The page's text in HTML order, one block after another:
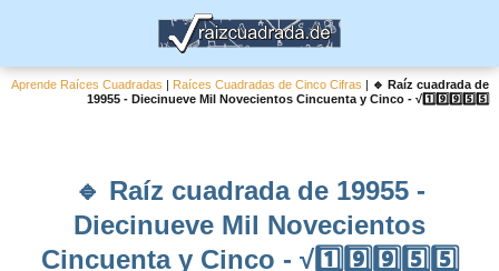
Aprende Raíces Cuadradas | Raíces Cuadradas de Cinco Cifras | 🔹 Raíz cuadrada de
19955 - Diecinueve Mil Novecientos Cincuenta y Cinco - √1️⃣9️⃣9️⃣5️⃣5️⃣
🔹 Raíz cuadrada de 19955 -
Diecinueve Mil Novecientos
Cincuenta y Cinco - √1️⃣9️⃣9️⃣5️⃣5️⃣